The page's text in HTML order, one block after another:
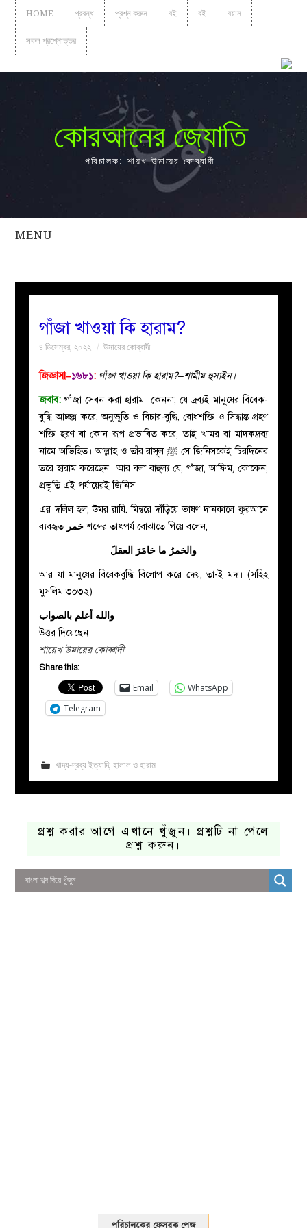
HOME প্রবন্ধ প্রশ্ন করুন বই বই বয়ান
সকল প্রশ্নোত্তর
কোরআনের জ্যোতি
পরিচালক: শায়খ উমায়ের কোব্বাদী
MENU
সকল
বয়ান
নারীদের
পাতা
মজলিস
প্রশ্ন
গাঁজা খাওয়া কি হারাম?
৪ ডিসেম্বর, ২০২২ উমায়ের কোব্বাদী
জিজ্ঞাসা–১৬৮১: গাঁজা খাওয়া কি হারাম?–শামীম হুসাইন।
জবাব: গাঁজা সেবন করা হারাম। কেননা, যে দ্রব্যই মানুষের বিবেক-
বুদ্ধি আচ্ছন্ন করে, অনুভূতি ও বিচার-বুদ্ধি, বোধশক্তি ও সিদ্ধান্ত গ্রহণ
শক্তি হরণ বা কোন রূপ প্রভাবিত করে, তাই খামর বা মাদকদ্রব্য
নামে অভিহিত। আল্লাহ ও তাঁর রাসূল ﷺ সে জিনিসকেই চিরদিনের
তরে হারাম করেছেন। আর বলা বাহুল্য যে, গাঁজা, আফিম, কোকেন,
প্রভৃতি এই পর্যায়েরই জিনিস।
এর দলিল হল, উমর রাযি. মিম্বরে দাঁড়িয়ে ভাষণ দানকালে কুরআনে
ব্যবহৃত خمرশব্দের তাৎপর্য বোঝাতে গিয়ে বলেন,
والخمرُ ما خامَرَ العقلَ
আর যা মানুষের বিবেকবুদ্ধি বিলোপ করে দেয়, তা-ই মদ। (সহিহ
মুসলিম ৩০৩২)
والله أعلم بالصواب
উত্তর দিয়েছেন
শায়েখ উমায়ের কোব্বাদী
Share this:
Email
WhatsApp
Telegram
খাদ্য-দ্রব্য ইত্যাদি, হালাল ও হারাম
প্রশ্ন করার আগে এখানে খুঁজুন। প্রশ্নটি না পেলে
প্রশ্ন করুন।
পরিচালকের ফেসবুক পেজ